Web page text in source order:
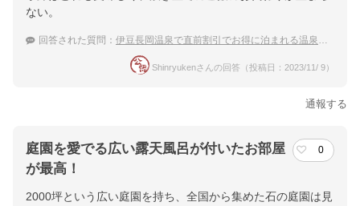
ない。
回答された質問： 伊豆長岡温泉で直前割引でお得に泊まれる温泉宿を教えて
Shinryukenさんの回答（投稿日：2023/11/ 9）
通報する
庭園を愛でる広い露天風呂が付いたお部屋
が最高！
0
2000坪という広い庭園を持ち、全国から集めた石の庭園は見